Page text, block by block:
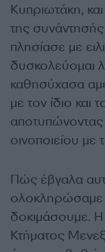
Κυπριωτάκη,
της
πλησίασε με
δυσκολεύομαι
καθησύχασα
με τον ίδιο και
αποτυπώνοντας
οινοποιείου με
Πώς έβγαλα
ολοκληρώσαμε
δοκιμάσουμε.
Κτήματος